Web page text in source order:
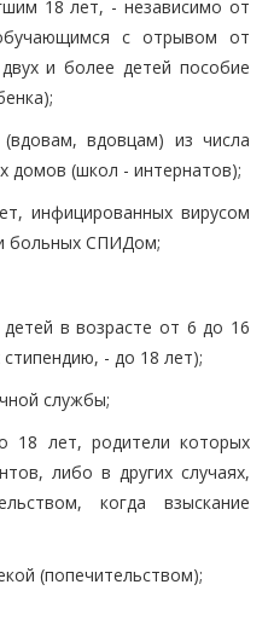
18 лет, - независимо от
с отрывом от
и более детей пособие
вдовцам) из числа
домов (школ - интернатов);
инфицированных вирусом
больных СПИДом;
в возрасте от 6 до 16
- до 18 лет);
службы;
18 лет, родители которых
либо в других случаях,
когда взыскание
(попечительством);